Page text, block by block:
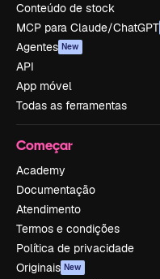
Conteúdo de stock
MCP para Claude/ChatGPT
Agentes New
API
App móvel
Todas as ferramentas
Começar
Academy
Documentação
Atendimento
Termos e condições
Política de privacidade
Originais New